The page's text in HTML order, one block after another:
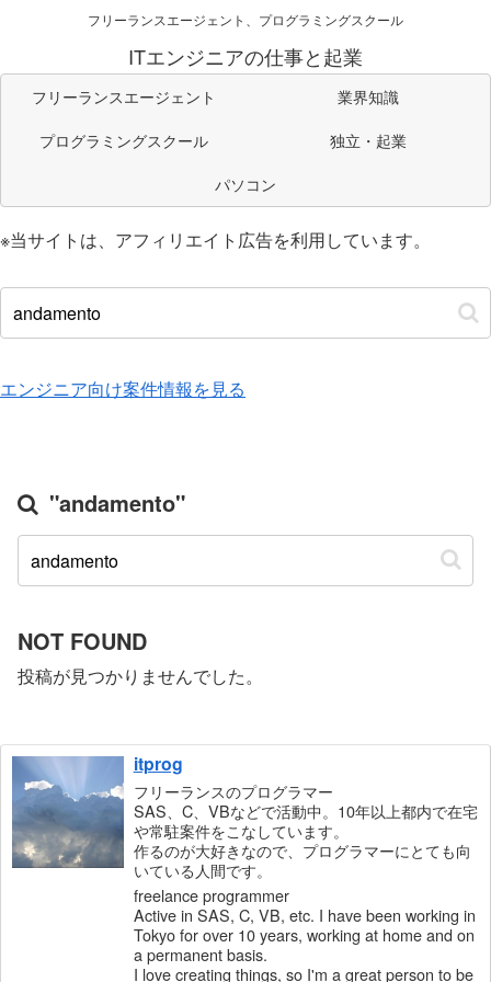
フリーランスエージェント、プログラミングスクール
ITエンジニアの仕事と起業
フリーランスエージェント
業界知識
プログラミングスクール
独立・起業
パソコン
※当サイトは、アフィリエイト広告を利用しています。
エンジニア向け案件情報を見る
"andamento"
NOT FOUND
投稿が見つかりませんでした。
itprog
フリーランスのプログラマー
SAS、C、VBなどで活動中。10年以上都内で在宅
や常駐案件をこなしています。
作るのが大好きなので、プログラマーにとても向
いている人間です。
freelance programmer
Active in SAS, C, VB, etc. I have been working in
Tokyo for over 10 years, working at home and on
a permanent basis.
I love creating things, so I'm a great person to be